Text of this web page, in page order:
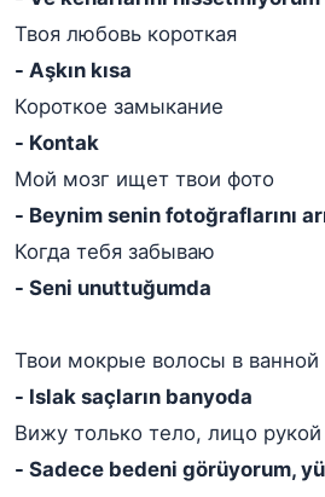
Твоя любовь короткая
- Aşkın kısa
Короткое замыкание
- Kontak
Мой мозг ищет твои фото
- Beynim senin fotoğraflarını
Когда тебя забываю
- Seni unuttuğumda
Твои мокрые волосы в ванной
- Islak saçların banyoda
Вижу только тело, лицо рукой
- Sadece bedeni görüyorum,